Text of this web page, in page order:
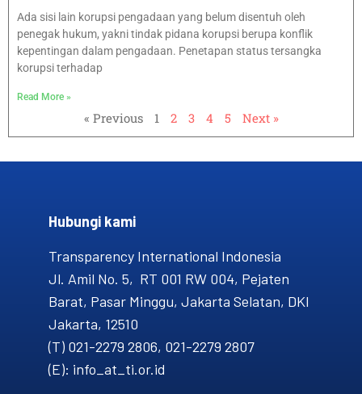
Ada sisi lain korupsi pengadaan yang belum disentuh oleh
penegak hukum, yakni tindak pidana korupsi berupa konflik
kepentingan dalam pengadaan. Penetapan status tersangka
korupsi terhadap
Read More »
« Previous 1 2 3 4 5 Next »
Hubungi kami​
Transparency International Indonesia
Jl. Amil No. 5, RT 001 RW 004, Pejaten
Barat, Pasar Minggu, Jakarta Selatan, DKI
Jakarta, 12510
(T) 021-2279 2806, 021-2279 2807
(E): info_at_ti.or.id